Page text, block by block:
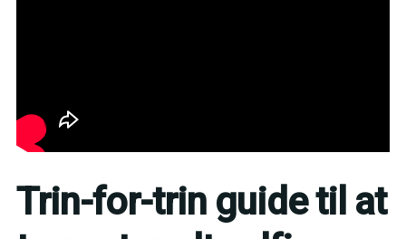
Trin-for-trin guide til at